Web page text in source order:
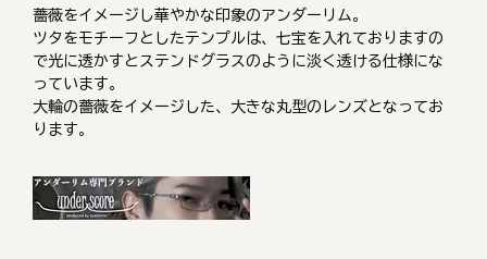
薔薇をイメージし華やかな印象のアンダーリム。
ツタをモチーフとしたテンプルは、七宝を入れておりますの
で光に透かすとステンドグラスのように淡く透ける仕様にな
っています。
大輪の薔薇をイメージした、大きな丸型のレンズとなってお
ります。